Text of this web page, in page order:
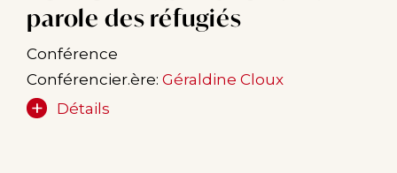
parole des réfugiés
Conférence
Conférencier.ère: Géraldine Cloux
Détails